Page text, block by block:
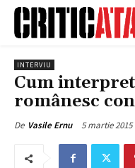
INTERVIU
Cum
românesc
De Vasile Ernu 5 martie 2015